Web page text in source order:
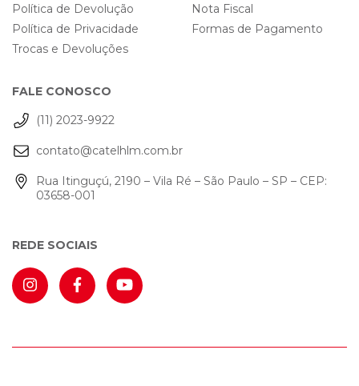
Política de Devolução
Política de Privacidade
Trocas e Devoluções
Nota Fiscal
Formas de Pagamento
FALE CONOSCO
(11) 2023-9922
contato@catelhlm.com.br
Rua Itinguçú, 2190 – Vila Ré – São Paulo – SP – CEP:
03658-001
REDE SOCIAIS